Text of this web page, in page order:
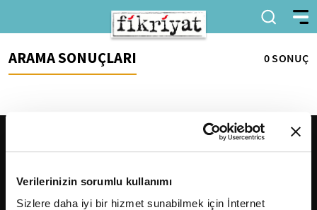
Verilerinizin sorumlu kullanımı
Sizlere daha iyi bir hizmet sunabilmek için İnternet
ARAMA SONUÇLARI 0 SONUÇ